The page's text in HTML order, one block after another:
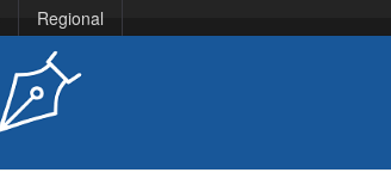
Regional